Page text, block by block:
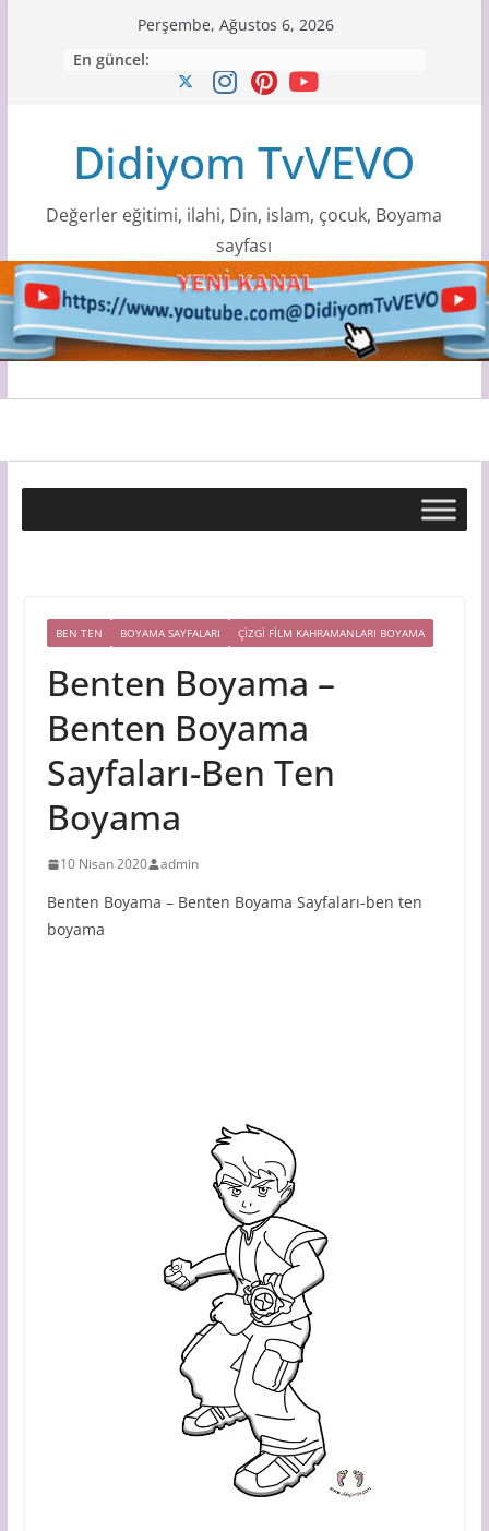
Perşembe, Ağustos 6, 2026
En güncel:
Didiyom TvVEVO
Değerler eğitimi, ilahi, Din, islam, çocuk, Boyama
sayfası
BEN TEN BOYAMA SAYFALARI ÇIZGI FILM KAHRAMANLARI BOYAMA
Benten Boyama –
Benten Boyama
Sayfaları-Ben Ten
Boyama
10 Nisan 2020 admin
Benten Boyama – Benten Boyama Sayfaları-ben ten
boyama